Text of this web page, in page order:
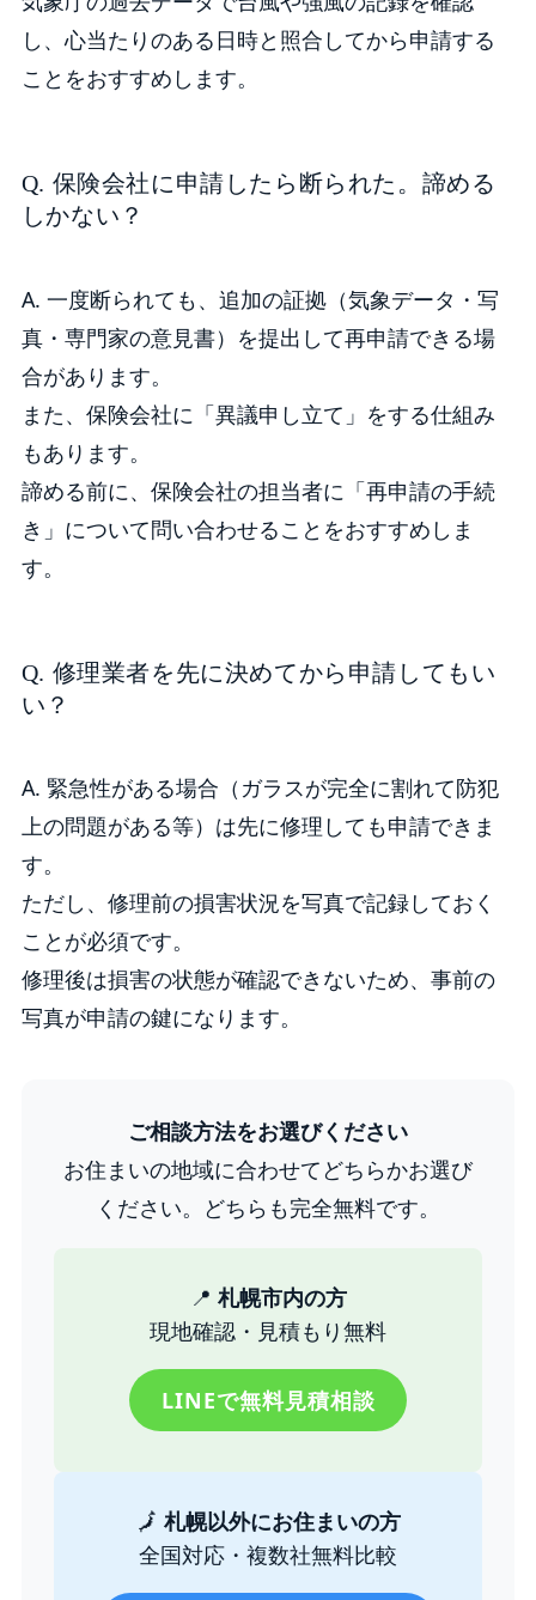
し、心当たりのある日時と照合してから申請する
ことをおすすめします。
Q. 保険会社に申請したら断られた。諦める
しかない？
A. 一度断られても、追加の証拠（気象データ・写
真・専門家の意見書）を提出して再申請できる場
合があります。
また、保険会社に「異議申し立て」をする仕組み
もあります。
諦める前に、保険会社の担当者に「再申請の手続
き」について問い合わせることをおすすめしま
す。
Q. 修理業者を先に決めてから申請してもい
い？
A. 緊急性がある場合（ガラスが完全に割れて防犯
上の問題がある等）は先に修理しても申請できま
す。
ただし、修理前の損害状況を写真で記録しておく
ことが必須です。
修理後は損害の状態が確認できないため、事前の
写真が申請の鍵になります。
ご相談方法をお選びください
お住まいの地域に合わせてどちらかお選び
ください。どちらも完全無料です。
📍 札幌市内の方
現地確認・見積もり無料
LINEで無料見積相談
🗾 札幌以外にお住まいの方
全国対応・複数社無料比較